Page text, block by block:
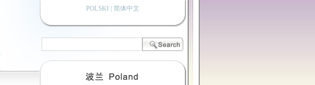
POLSKI | 简体中文